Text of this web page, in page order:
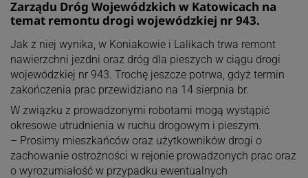
Zarządu Dróg Wojewódzkich w Katowicach na
temat remontu drogi wojewódzkiej nr 943.
Jak z niej wynika, w Koniakowie i Lalikach trwa remont
nawierzchni jezdni oraz dróg dla pieszych w ciągu drogi
wojewódzkiej nr 943. Trochę jeszcze potrwa, gdyż termin
zakończenia prac przewidziano na 14 sierpnia br.
W związku z prowadzonymi robotami mogą wystąpić
okresowe utrudnienia w ruchu drogowym i pieszym.
– Prosimy mieszkańców oraz użytkowników drogi o
zachowanie ostrożności w rejonie prowadzonych prac oraz
o wyrozumiałość w przypadku ewentualnych